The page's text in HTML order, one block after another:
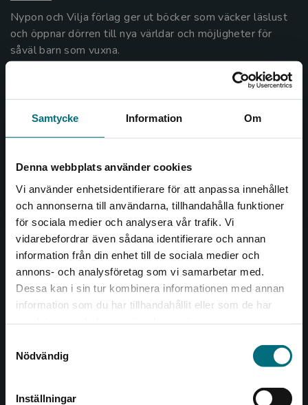
Samtycke Information Om
Denna webbplats använder cookies
Vi använder enhetsidentifierare för att anpassa innehållet
och annonserna till användarna, tillhandahålla funktioner
för sociala medier och analysera vår trafik. Vi
vidarebefordrar även sådana identifierare och annan
information från din enhet till de sociala medier och
annons- och analysföretag som vi samarbetar med.
Dessa kan i sin tur kombinera informationen med annan
information som du har tillhandahållit eller som de har
Nödvändig
Inställningar
Begränsad fraktregion
Det verkar som att du besöker
Sverige. För att kunna slutföra ett köp måste
Nypon och Vilja förlag ger ut böcker som väcker läslust
och öppnar dörren till nya världar och möjligheter för
såväl barn som vuxna.
Kontakta oss
Kontakta oss
046-31 20 00
Box 141
221 00 Lund
Besöksadress:
Åkergränden 1
Kundservice
046-31 21 00
Frågor och svar